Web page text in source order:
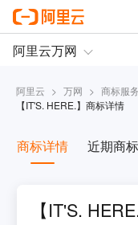
阿里云 > 万网 > 商标服务
【IT'S. HERE.】商标详情
商标详情 近期商
【IT'S.